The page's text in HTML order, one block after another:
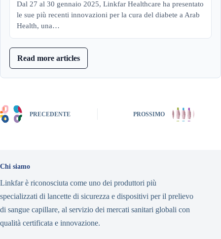
Dal 27 al 30 gennaio 2025, Linkfar Healthcare ha presentato
le sue più recenti innovazioni per la cura del diabete a Arab
Health, una…
Read more articles
PRECEDENTE PROSSIMO
Chi siamo
Linkfar è riconosciuta come uno dei produttori più
specializzati di lancette di sicurezza e dispositivi per il prelievo
di sangue capillare, al servizio dei mercati sanitari globali con
qualità certificata e innovazione.